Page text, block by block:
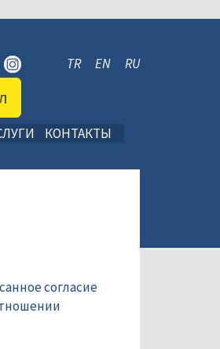
TR EN RU
КОНТАКТЫ
согласие